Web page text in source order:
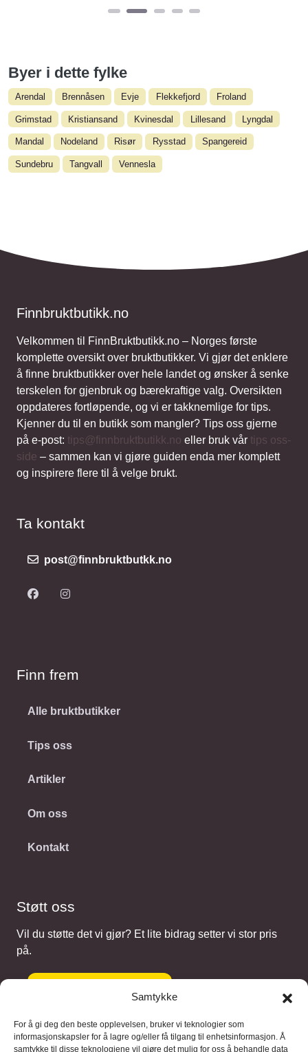
Samtykke
For å gi deg den beste opplevelsen, bruker vi teknologier som
informasjonskapsler for å lagre og/eller få tilgang til enhetsinformasjon. Å
samtykke til disse teknologiene vil gjøre det mulig for oss å behandle data
Byer i dette fylke
Arendal Brennåsen Evje Flekkefjord Froland
Grimstad Kristiansand Kvinesdal Lillesand Lyngdal
Mandal Nodeland Risør Rysstad Spangereid
Sundebru Tangvall Vennesla
Finnbruktbutikk.no
Velkommen til FinnBruktbutikk.no – Norges første
komplette oversikt over bruktbutikker. Vi gjør det enklere
å finne bruktbutikker over hele landet og ønsker å senke
terskelen for gjenbruk og bærekraftige valg. Oversikten
oppdateres fortløpende, og vi er takknemlige for tips.
Kjenner du til en butikk som mangler? Tips oss gjerne
på e-post: tips@finnbruktbutikk.no eller bruk vår tips oss-
side – sammen kan vi gjøre guiden enda mer komplett
og inspirere flere til å velge brukt.
Ta kontakt
post@finnbruktbutkk.no
Finn frem
Alle bruktbutikker
Tips oss
Artikler
Om oss
Kontakt
Støtt oss
Vil du støtte det vi gjør? Et lite bidrag setter vi stor pris
på.
Gi et bidrag